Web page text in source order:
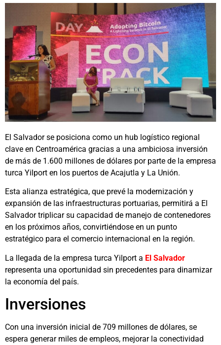
El Salvador se posiciona como un hub logístico regional
clave en Centroamérica gracias a una ambiciosa inversión
de más de 1.600 millones de dólares por parte de la empresa
turca Yilport en los puertos de Acajutla y La Unión.
Esta alianza estratégica, que prevé la modernización y
expansión de las infraestructuras portuarias, permitirá a El
Salvador triplicar su capacidad de manejo de contenedores
en los próximos años, convirtiéndose en un punto
estratégico para el comercio internacional en la región.
La llegada de la empresa turca Yilport a El Salvador
representa una oportunidad sin precedentes para dinamizar
la economía del país.
Inversiones
Con una inversión inicial de 709 millones de dólares, se
espera generar miles de empleos, mejorar la conectividad